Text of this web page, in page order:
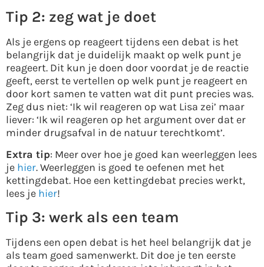
Tip 2: zeg wat je doet
Als je ergens op reageert tijdens een debat is het
belangrijk dat je duidelijk maakt op welk punt je
reageert. Dit kun je doen door voordat je de reactie
geeft, eerst te vertellen op welk punt je reageert en
door kort samen te vatten wat dit punt precies was.
Zeg dus niet: ‘Ik wil reageren op wat Lisa zei’ maar
liever: ‘Ik wil reageren op het argument over dat er
minder drugsafval in de natuur terechtkomt’.
Extra tip: Meer over hoe je goed kan weerleggen lees
je hier. Weerleggen is goed te oefenen met het
kettingdebat. Hoe een kettingdebat precies werkt,
lees je hier!
Tip 3: werk als een team
Tijdens een open debat is het heel belangrijk dat je
als team goed samenwerkt. Dit doe je ten eerste